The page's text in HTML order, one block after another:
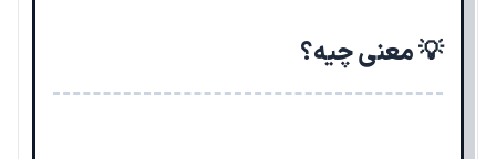
💡 معنی چیه؟